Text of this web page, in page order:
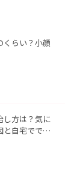
くらい？小顔
し方は？気に
と自宅ででき